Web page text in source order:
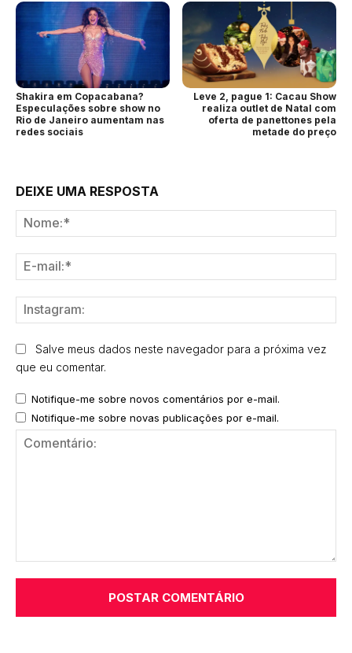
Shakira em Copacabana?
Especulações sobre show no
Rio de Janeiro aumentam nas
redes sociais
Leve 2, pague 1: Cacau Show
realiza outlet de Natal com
oferta de panettones pela
metade do preço
DEIXE UMA RESPOSTA
Salve meus dados neste navegador para a próxima vez
que eu comentar.
Notifique-me sobre novos comentários por e-mail.
Notifique-me sobre novas publicações por e-mail.